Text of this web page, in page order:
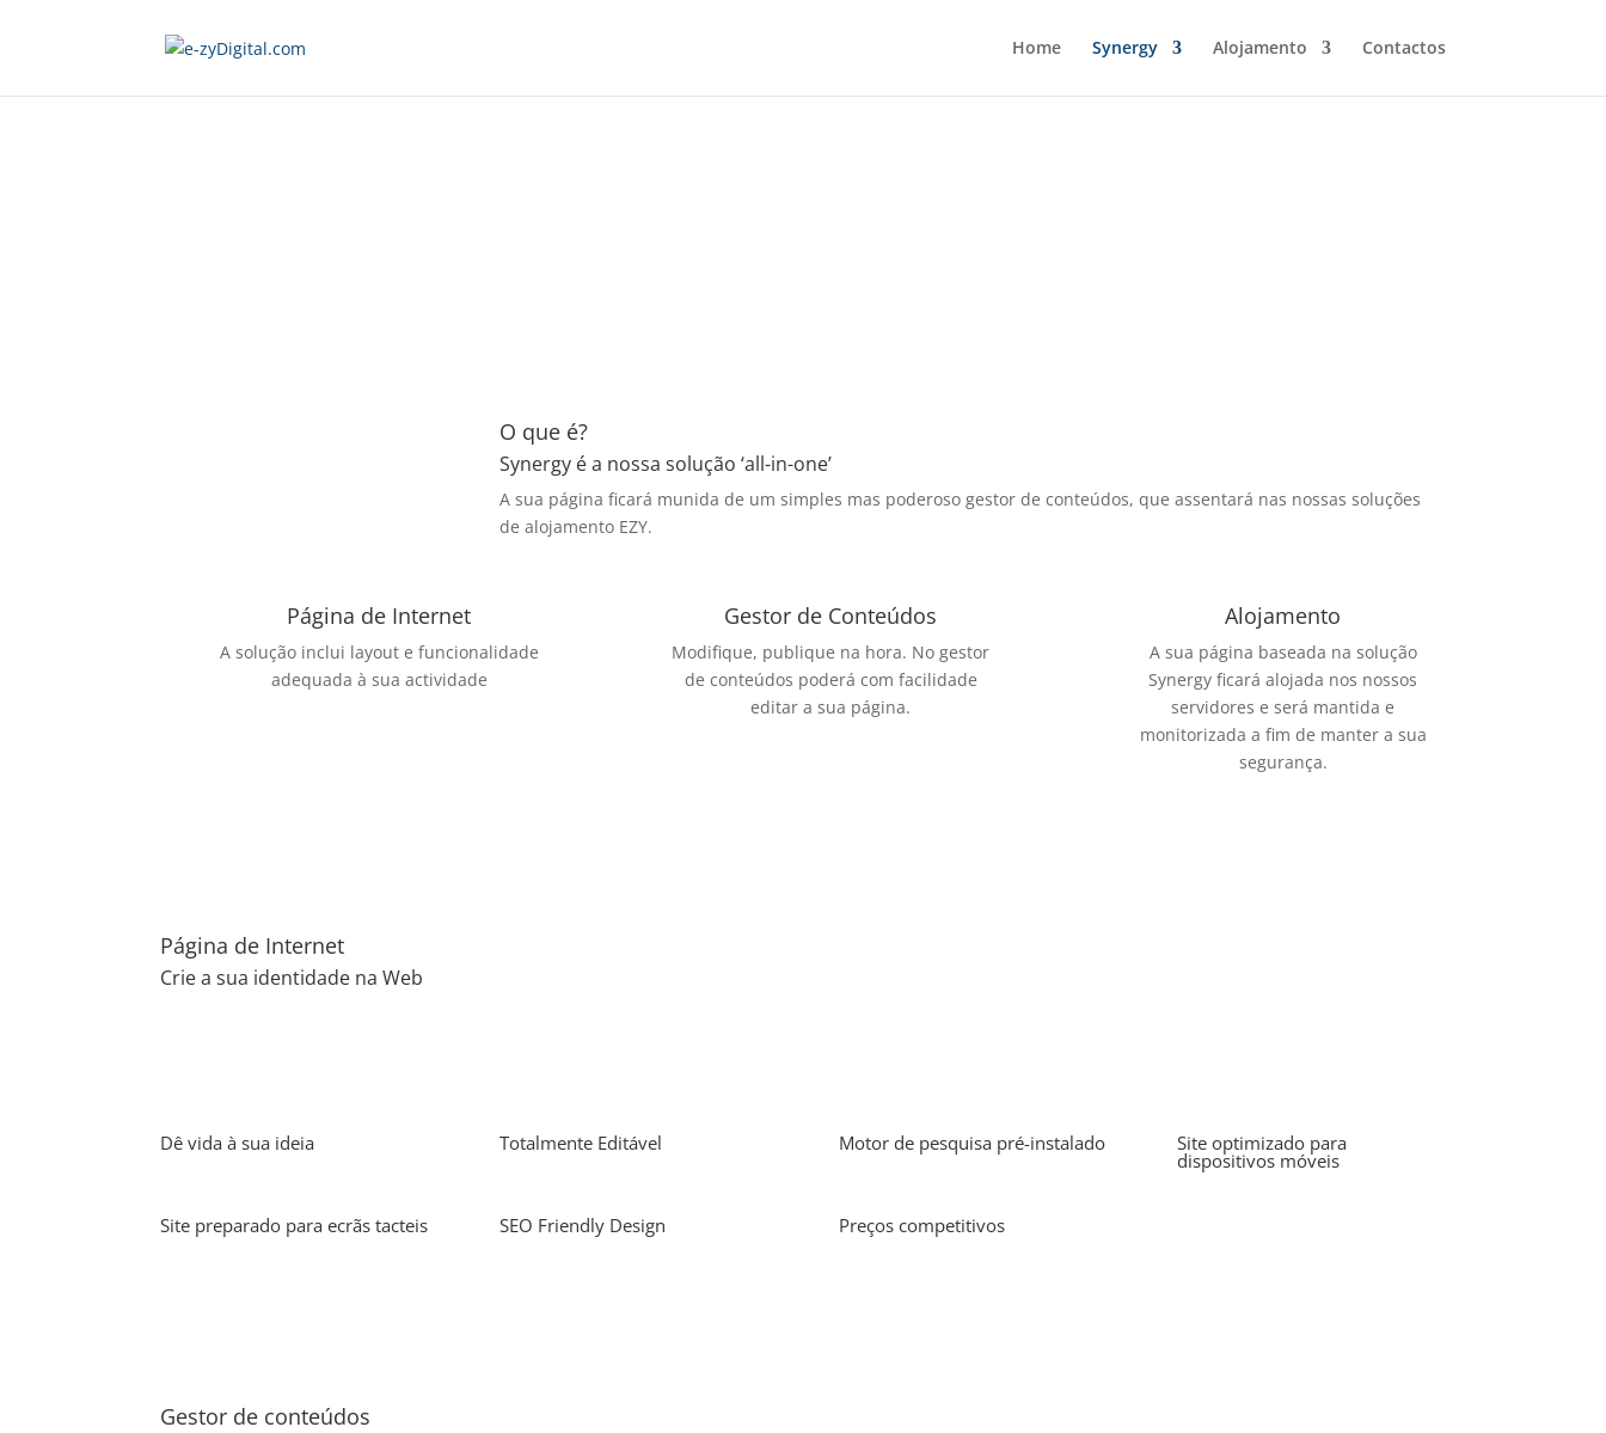
Home Synergy Alojamento Contactos
O que é?
Synergy é a nossa solução ‘all-in-one’
A sua página ficará munida de um simples mas poderoso gestor de conteúdos, que assentará nas nossas soluções
de alojamento EZY.
Página de Internet
A solução inclui layout e funcionalidade
adequada à sua actividade
Gestor de Conteúdos
Modifique, publique na hora. No gestor
de conteúdos poderá com facilidade
editar a sua página.
Alojamento
A sua página baseada na solução
Synergy ficará alojada nos nossos
servidores e será mantida e
monitorizada a fim de manter a sua
segurança.
Página de Internet
Crie a sua identidade na Web
Dê vida à sua ideia
Site preparado para ecrãs tacteis
Totalmente Editável
SEO Friendly Design
Motor de pesquisa pré-instalado
Preços competitivos
Site optimizado para
dispositivos móveis
Gestor de conteúdos